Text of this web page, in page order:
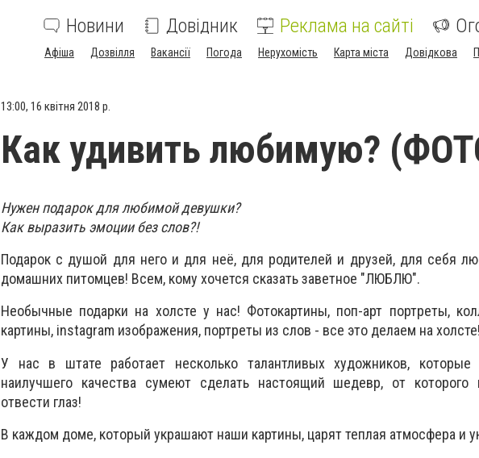
Новини Довідник Реклама на сайті
Афіша Дозвілля Вакансії Погода Нерухомість Карта міста Довідкова
13:00, 16 квітня 2018 р.
Как удивить любимую?
Нужен подарок для любимой девушки?
Как выразить эмоции без слов?!
Подарок с душой для него и для неё, для родителей и друзей, для себя
домашних питомцев! Всем, кому хочется сказать заветное "ЛЮБЛЮ".
Необычные подарки на холсте у нас! Фотокартины, поп-арт портреты,
картины, instagram изображения, портреты из слов - все это делаем на холсте!
У нас в штате работает несколько талантливых художников,
наилучшего качества сумеют сделать настоящий шедевр, от которого
отвести глаз!
В каждом доме, который украшают наши картины, царят теплая атмосфера и